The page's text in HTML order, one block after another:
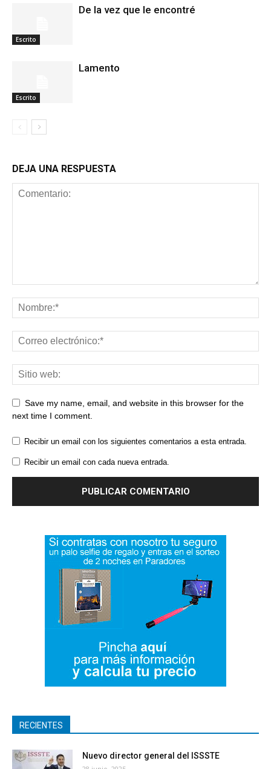
Escrito
De la vez que le encontré
Escrito
Lamento
DEJA UNA RESPUESTA
Save my name, email, and website in this browser for the
next time I comment.
Recibir un email con los siguientes comentarios a esta entrada.
Recibir un email con cada nueva entrada.
RECIENTES
Nuevo director general del ISSSTE